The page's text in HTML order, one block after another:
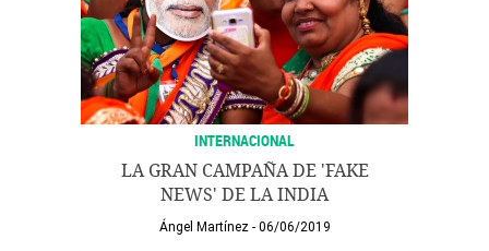
INTERNACIONAL
LA GRAN CAMPAÑA DE 'FAKE
NEWS' DE LA INDIA
Ángel Martínez 06/06/2019